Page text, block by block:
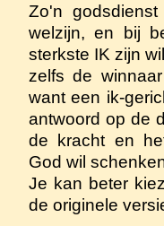
Zo'n
welzijn, en bij
sterkste IK zijn
zelfs de
want een ik-
antwoord op de
de kracht en
God wil
Je kan beter
de originele